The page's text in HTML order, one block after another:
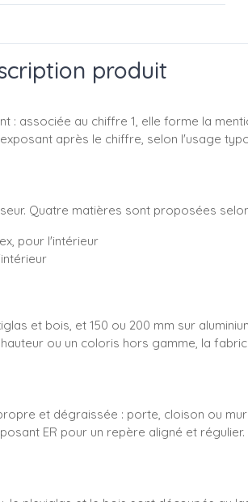
produit
associée au chiffre 1, elle forme la
après le chiffre, selon l'usage
Quatre matières sont proposées
pour l'intérieur
et bois, et 150 ou 200 mm sur
ou un coloris hors gamme, la
et dégraissée : porte, cloison ou
ER pour un repère aligné et régulier.